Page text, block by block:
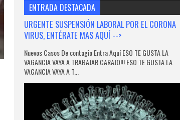
ENTRADA DESTACADA
URGENTE SUSPENSIÓN LABORAL POR EL CORONA
VIRUS, ENTÉRATE MAS AQUÍ -->
Nuevos Casos De contagio Entra Aquí ESO TE GUSTA LA
VAGANCIA VAYA A TRABAJAR CARAJO!!! ESO TE GUSTA LA
VAGANCIA VAYA A T...